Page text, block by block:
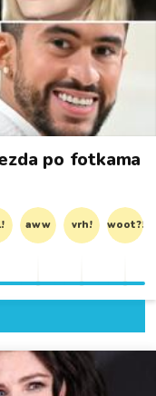
po fotkama
aww vrh! woot?!